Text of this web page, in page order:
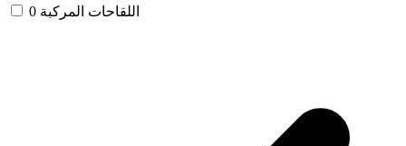
اللقاحات المركبة 0